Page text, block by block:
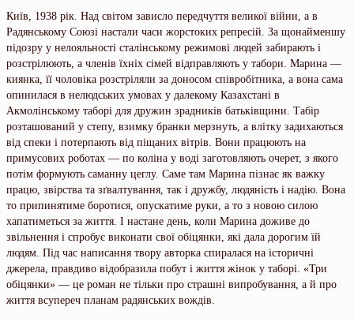
Київ, 1938 рік. Над світом зависло передчуття великої війни, а в
Радянському Союзі настали часи жорстоких репресій. За щонайменшу
підозру у нелояльності сталінському режимові людей забирають і
розстрілюють, а членів їхніх сімей відправляють у табори. Марина —
киянка, її чоловіка розстріляли за доносом співробітника, а вона сама
опинилася в нелюдських умовах у далекому Казахстані в
Акмолінському таборі для дружин зрадників батьківщини. Табір
розташований у степу, взимку бранки мерзнуть, а влітку задихаються
від спеки і потерпають від піщаних вітрів. Вони працюють на
примусових роботах — по коліна у воді заготовляють очерет, з якого
потім формують саманну цеглу. Саме там Марина пізнає як важку
працю, звірства та зґвалтування, так і дружбу, людяність і надію. Вона
то припинятиме боротися, опускатиме руки, а то з новою силою
хапатиметься за життя. І настане день, коли Марина доживе до
звільнення і спробує виконати свої обіцянки, які дала дорогим їй
людям. Під час написання твору авторка спиралася на історичні
джерела, правдиво відобразила побут і життя жінок у таборі. «Три
обіцянки» — це роман не тільки про страшні випробування, а й про
життя всупереч планам радянських вождів.